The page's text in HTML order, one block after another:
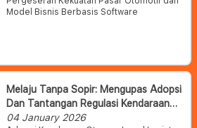
Model Bisnis Berbasis Software
Melaju Tanpa Sopir: Mengupas Adopsi
Dan Tantangan Regulasi Kendaraan
Otonom Level Lanjut
04 January 2026